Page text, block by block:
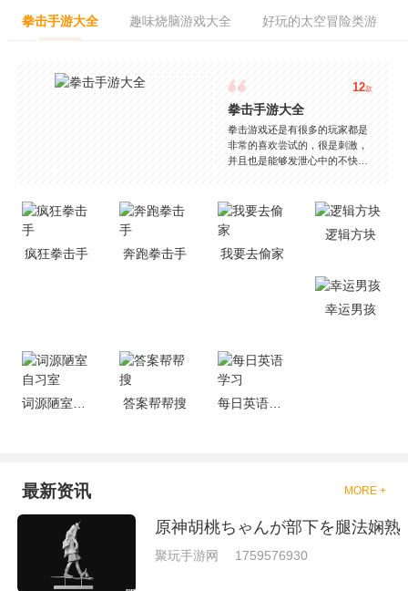
拳击手游大全 趣味烧脑游戏大全 好玩的太空冒险类游
12款
拳击手游大全
拳击游戏还是有很多的玩家都是
非常的喜欢尝试的，很是刺激，
并且也是能够发泄心中的不快
是一些格斗的游戏，其实是非常
的有趣，也是相当的刺激的，游
戏中是有一些不同的场景都是能
够去进行体验的，我们也是能够
就是收集了一些有意思的拳击游
戏，相信你们一定会喜欢的。
疯狂拳击手 奔跑拳击手 我要去偷家
逻辑方块
幸运男孩
答案帮帮搜 每日英语学习
最新资讯 MORE +
原神胡桃ちゃんが部下を腿法娴熟
聚玩手游网 1759576930